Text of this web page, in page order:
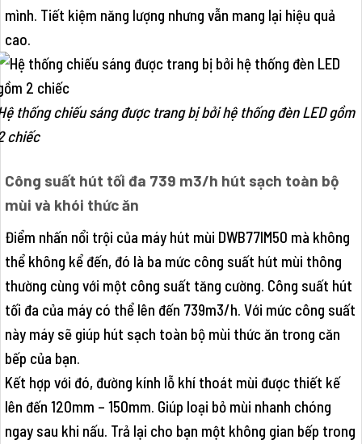
mình. Tiết kiệm năng lượng nhưng vẫn mang lại hiệu quả
cao.
thống chiếu sáng được trang bị bởi hệ thống đèn LED gồm
chiếc
Công suất hút tối đa 739 m3/h hút sạch toàn bộ
mùi và khói thức ăn
Điểm nhấn nổi trội của máy hút mùi DWB77IM50 mà không
thể không kể đến, đó là ba mức công suất hút mùi thông
thường cùng với một công suất tăng cường. Công suất hút
tối đa của máy có thể lên đến 739m3/h. Với mức công suất
này máy sẽ giúp hút sạch toàn bộ mùi thức ăn trong căn
bếp của bạn.
Kết hợp với đó, đường kính lỗ khí thoát mùi được thiết kế
lên đến 120mm – 150mm. Giúp loại bỏ mùi nhanh chóng
ngay sau khi nấu. Trả lại cho bạn một không gian bếp trong